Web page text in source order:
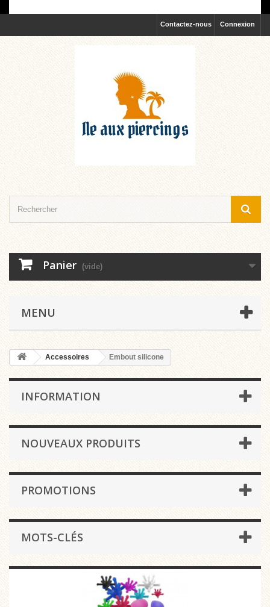
Connexion
Contactez-nous
Panier (vide)
MENU
Accessoires Embout silicone
INFORMATION
NOUVEAUX PRODUITS
PROMOTIONS
MOTS-CLÉS